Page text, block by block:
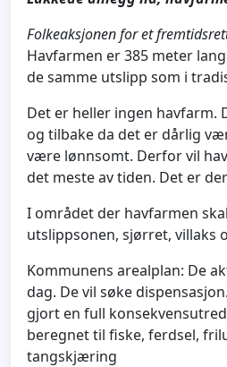
Folkeaksjonen for et
Havfarmen er 385 meter
de samme utslipp som i
Det er heller ingen havfarm.
og tilbake da det er dårlig
være lønnsomt. Derfor vil
det meste av tiden. Det er
I området der havfarmen
utslippsonen, sjørret, villaks
Kommunens arealplan: De
dag. De vil søke
gjort en full
beregnet til fiske, ferdsel,
tangskjæring